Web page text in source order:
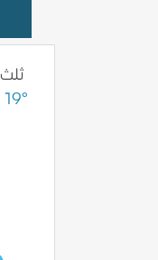
ثلث 18
19°